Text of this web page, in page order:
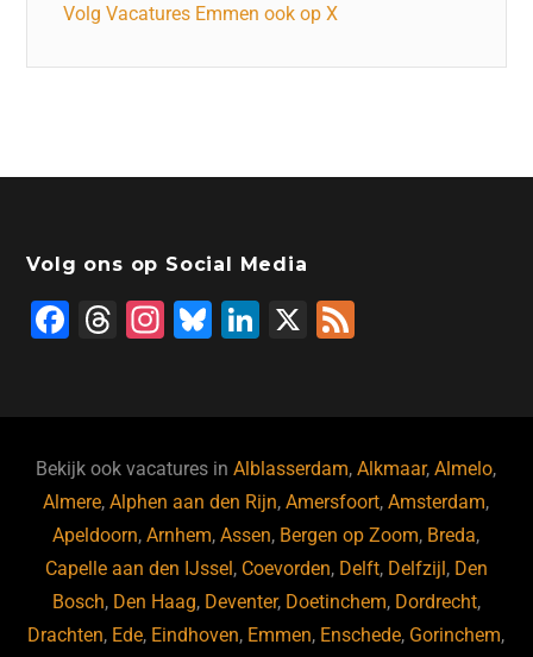
Volg Vacatures Emmen ook op X
Volg ons op Social Media
F
b
o
o
k
T
d
s
In
a
m
Bl
ky
Li
dI
n
X
Bekijk ook vacatures inAlblasserdam,Alkmaar,Almelo,
Almere,Alphen aan den Rijn,Amersfoort,Amsterdam,
Apeldoorn,Arnhem,Assen, Bergen op Zoom, Breda,
Capelle aan den IJssel, Coevorden, Delft, Delfzijl, Den
Bosch, Den Haag, Deventer, Doetinchem, Dordrecht,
Drachten, Ede, Eindhoven, Emmen, Enschede, Gorinchem,